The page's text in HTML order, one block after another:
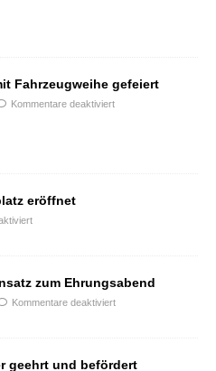
Fahrzeugweihe gefeiert
Kommentare deaktiviert
eröffnet
zum Ehrungsabend
Kommentare deaktiviert
geehrt und befördert